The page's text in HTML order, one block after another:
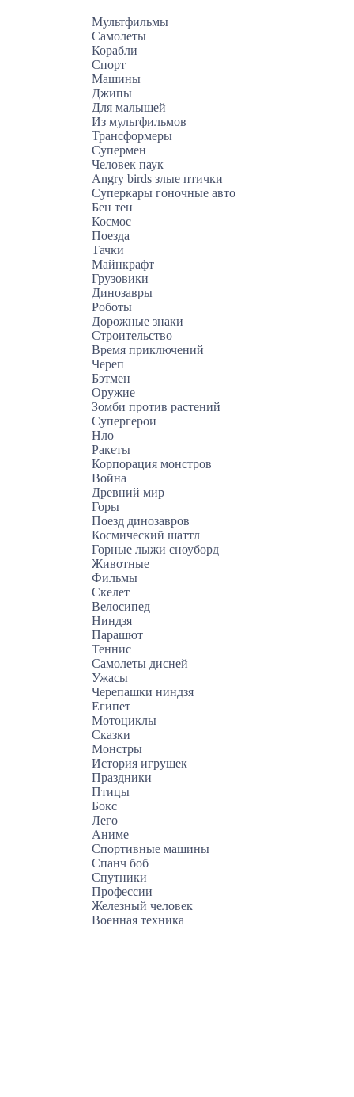
Мультфильмы
Самолеты
Корабли
Спорт
Машины
Джипы
Для малышей
Из мультфильмов
Трансформеры
Супермен
Человек паук
Angry birds злые птички
Суперкары гоночные авто
Бен тен
Космос
Поезда
Тачки
Майнкрафт
Грузовики
Динозавры
Роботы
Дорожные знаки
Строительство
Время приключений
Череп
Бэтмен
Оружие
Зомби против растений
Супергерои
Нло
Ракеты
Корпорация монстров
Война
Древний мир
Горы
Поезд динозавров
Космический шаттл
Горные лыжи сноуборд
Животные
Фильмы
Скелет
Велосипед
Ниндзя
Парашют
Теннис
Самолеты дисней
Ужасы
Черепашки ниндзя
Египет
Мотоциклы
Сказки
Монстры
История игрушек
Праздники
Птицы
Бокс
Лего
Аниме
Спортивные машины
Спанч боб
Спутники
Профессии
Железный человек
Военная техника